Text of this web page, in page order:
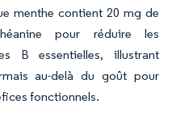
menthe contient 20 mg de
pour réduire les
B essentielles, illustrant
au-delà du goût pour
fonctionnels.